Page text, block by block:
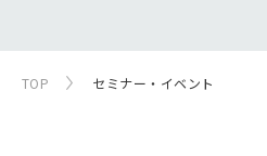
TOP セミナー・イベント